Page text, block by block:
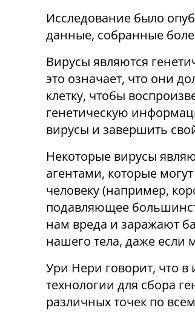
Исследование было
данные, собранные
Вирусы являются
это означает, что они
клетку, чтобы
генетическую
вирусы и завершить
Некоторые вирусы
агентами, которые
человеку (например,
подавляющее
нам вреда и заражают
нашего тела, даже если
Ури Нери говорит, что
технологии для сбора
различных точек по